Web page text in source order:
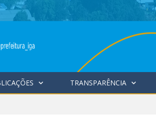
TRANSPARÊNCIA